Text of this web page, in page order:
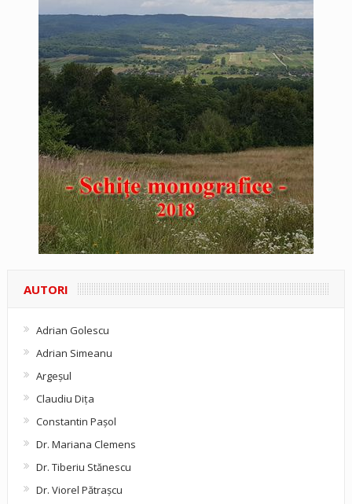
AUTORI
Adrian Golescu
Adrian Simeanu
Argeşul
Claudiu Diţa
Constantin Pașol
Dr. Mariana Clemens
Dr. Tiberiu Stănescu
Dr. Viorel Pătraşcu